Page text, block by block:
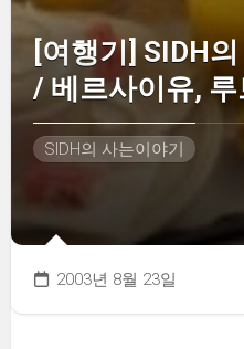
[여행기] SIDH
/ 베르사이유,
SIDH의 사는이야기
2003년 8월 23일